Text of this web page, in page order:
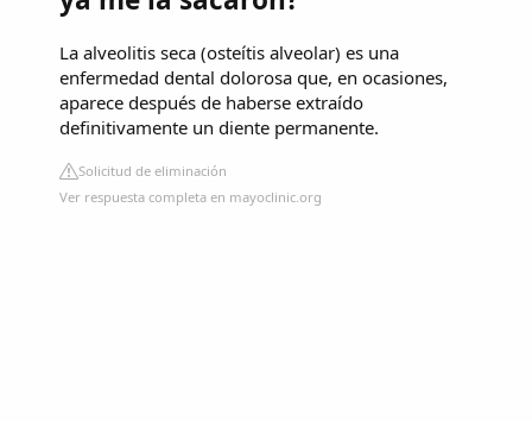
La alveolitis seca (osteítis alveolar) es una
enfermedad dental dolorosa que, en ocasiones,
aparece después de haberse extraído
definitivamente un diente permanente.
Solicitud de eliminación
Ver respuesta completa en mayoclinic.org